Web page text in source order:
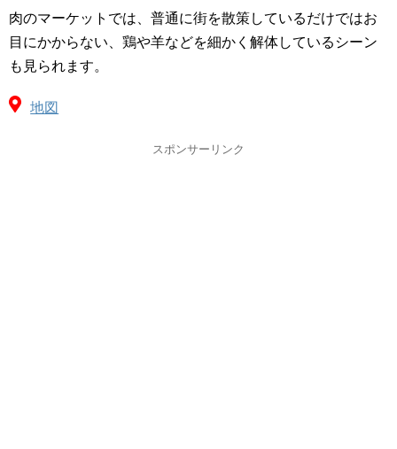
肉のマーケットでは、普通に街を散策しているだけではお
目にかからない、鶏や羊などを細かく解体しているシーン
も見られます。
地図
スポンサーリンク